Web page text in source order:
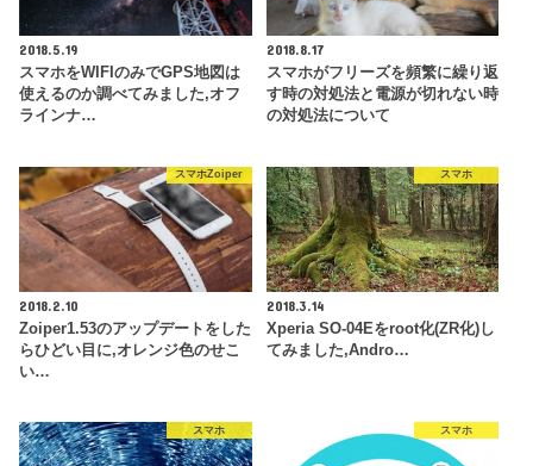
2018.5.19
スマホをWIFIのみでGPS地図は
使えるのか調べてみました,オフ
ラインナ…
2018.8.17
スマホがフリーズを頻繁に繰り返
す時の対処法と電源が切れない時
の対処法について
スマホZoiper
2018.2.10
Zoiper1.53のアップデートをした
らひどい目に,オレンジ色のせこ
い…
スマホ
2018.3.14
Xperia SO-04Eをroot化(ZR化)し
てみました,Andro…
スマホ スマホ